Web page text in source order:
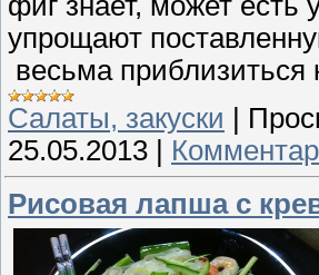
упрощают
весьма приблизиться
Cалаты, закуски
25.05.2013
Рисовая лапша с